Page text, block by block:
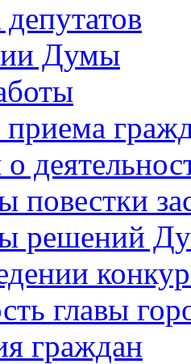
Думы
повестки
решений
главы
граждан